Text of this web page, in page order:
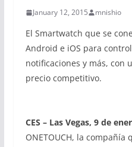
January 12, 2015 mnishio
El Smartwatch que se
Android e iOS para
notificaciones y más, con
precio competitivo.
CES – Las Vegas, 9 de
ONETOUCH, la